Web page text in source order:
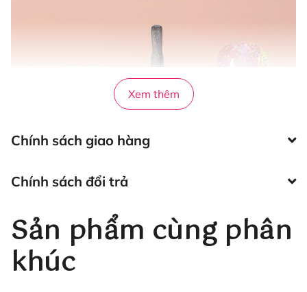
- Thông tin sản phẩm:
Xem thêm
Chính sách giao hàng
Chính sách đổi trả
Sản phẩm cùng phân
khúc